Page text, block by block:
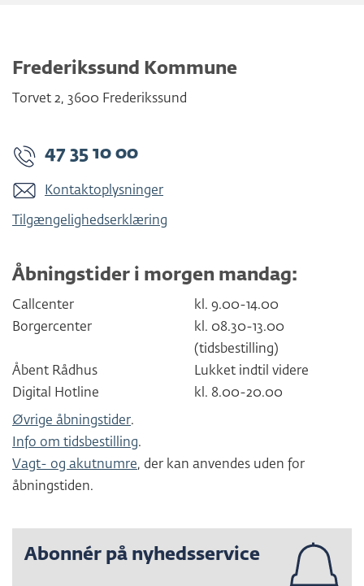
Frederikssund Kommune
Torvet 2, 3600 Frederikssund
47 35 10 00
Kontaktoplysninger
Tilgængelighedserklæring
Åbningstider i morgen mandag:
Callcenter
kl. 9.00-14.00
Borgercenter
kl. 08.30-13.00
(tidsbestilling)
Åbent Rådhus
Lukket indtil videre
Digital Hotline
kl. 8.00-20.00
Øvrige åbningstider.
Info om tidsbestilling.
Vagt- og akutnumre, der kan anvendes uden for
åbningstiden.
Abonnér på nyhedsservice